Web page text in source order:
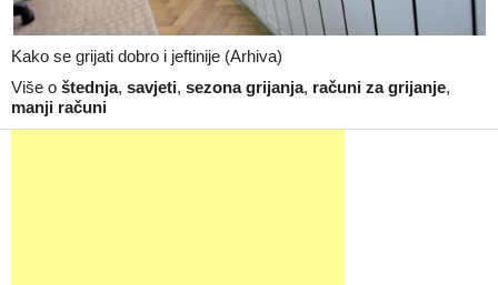
Kako se grijati dobro i jeftinije (Arhiva)
Više o štednja, savjeti, sezona grijanja, računi za grijanje,
manji računi